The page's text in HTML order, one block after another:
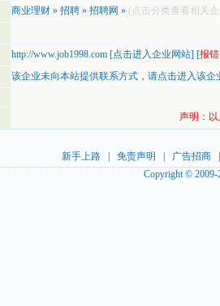
商业理财 » 招聘 » 招聘网 » (点击分类查看相关
http://www.job1998.com [点击进入企业网站] [报错
该企业未向本站提供联系方式， 请点击进入该企
声明：
新手上路| 免责声明 广告招商
Copyright ©